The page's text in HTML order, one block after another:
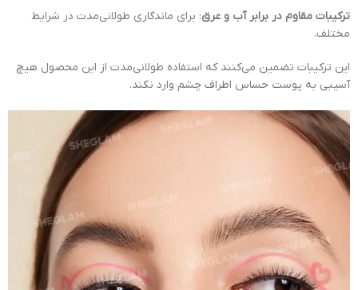
ترکیبات مقاوم در برابر آب و عرق: برای ماندگاری طولانی‌مدت در شرایط
مختلف.
این ترکیبات تضمین می‌کنند که استفاده طولانی‌مدت از این محصول هیچ
آسیبی به پوست حساس اطراف چشم وارد نکند.